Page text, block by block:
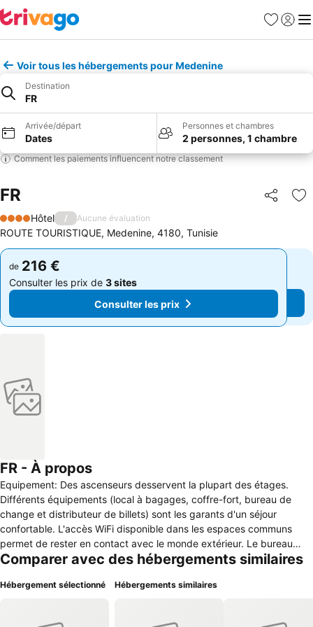
Favoris
Se
Voir tous les hébergements pour Medenine
Destination
FR
Arrivée/départ
Dates
Personnes et chambres
2 personnes, 1 chambre
Comment les paiements influencent notre classement
FR Partager
4 Étoiles
Hôtel / Aucune évaluation
ROUTE TOURISTIQUE, Medenine, 4180, Tunisie
de 216 €
Consulter les prix de 3 sites
Consulter les prix
de 216 €
Consulter les prix de 3 sites
Consulter les prix
FR - À propos
Equipement: Des ascenseurs desservent la plupart des étages.
Différents équipements (local à bagages, coffre-fort, bureau de
change et distributeur de billets) sont les garants d'un séjour
confortable. L'accès WiFi disponible dans les espaces communs
permet de rester en contact avec le monde extérieur. Le bureau
touristique offre toute l'aide voulue pour réserver des excursions.
personnes à mobilité réduite. L'établissement met à disposition un
Comparer avec des hébergements similaires
Hébergement sélectionné Hébergements similaires